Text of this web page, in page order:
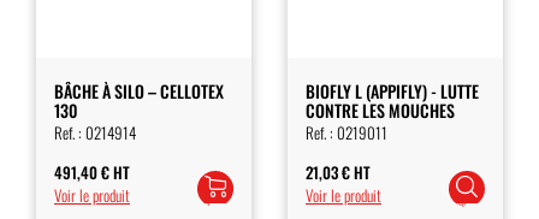
BÂCHE À SILO – CELLOTEX
130
Ref. : 0214914
491,40€HT
Voir le produit
Ajouter
au
BIOFLY L (APPIFLY) - LUTTE
CONTRE LES MOUCHES
Ref. : 0219011
21,03€HT
Voir le produit
Choix
des